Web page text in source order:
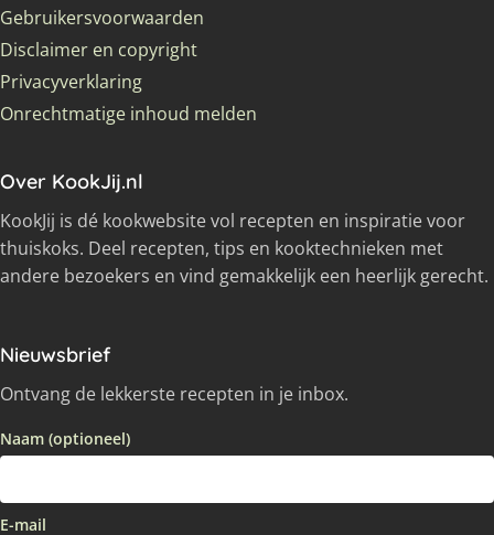
Gebruikersvoorwaarden
Disclaimer en copyright
Privacyverklaring
Onrechtmatige inhoud melden
Over KookJij.nl
KookJij is dé kookwebsite vol recepten en inspiratie voor
thuiskoks. Deel recepten, tips en kooktechnieken met
andere bezoekers en vind gemakkelijk een heerlijk gerecht.
Nieuwsbrief
Ontvang de lekkerste recepten in je inbox.
Naam (optioneel)
E-mail